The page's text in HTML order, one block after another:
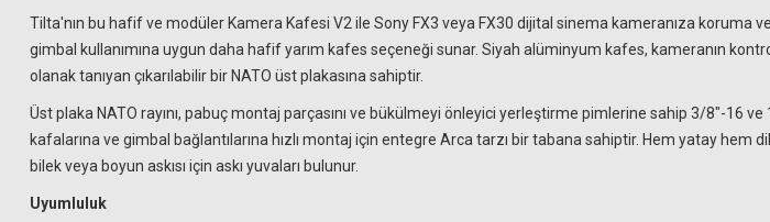
Tilta'nın bu hafif ve modüler Kamera Kafesi V2 ile Sony FX3 veya FX30 dijital sinema kameranıza
gimbal kullanımına uygun daha hafif yarım kafes seçeneği sunar. Siyah alüminyum kafes, kameranın
olanak tanıyan çıkarılabilir bir NATO üst plakasına sahiptir.
Üst plaka NATO rayını, pabuç montaj parçasını ve bükülmeyi önleyici yerleştirme pimlerine sahip 3/8"-16
kafalarına ve gimbal bağlantılarına hızlı montaj için entegre Arca tarzı bir tabana sahiptir. Hem yatay
bilek veya boyun askısı için askı yuvaları bulunur.
Uyumluluk